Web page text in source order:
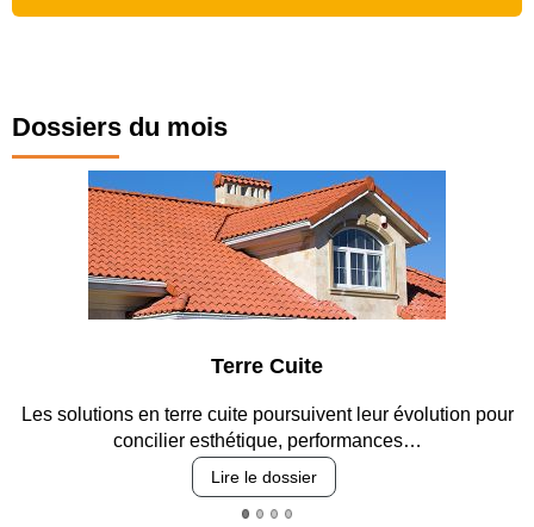
Dossiers du mois
Terre Cuite
Les solutions en terre cuite poursuivent leur évolution pour
concilier esthétique, performances…
Lire le dossier